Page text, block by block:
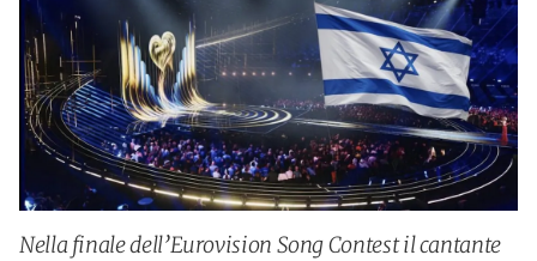
Nella finale dell’Eurovision Song Contest il cantante